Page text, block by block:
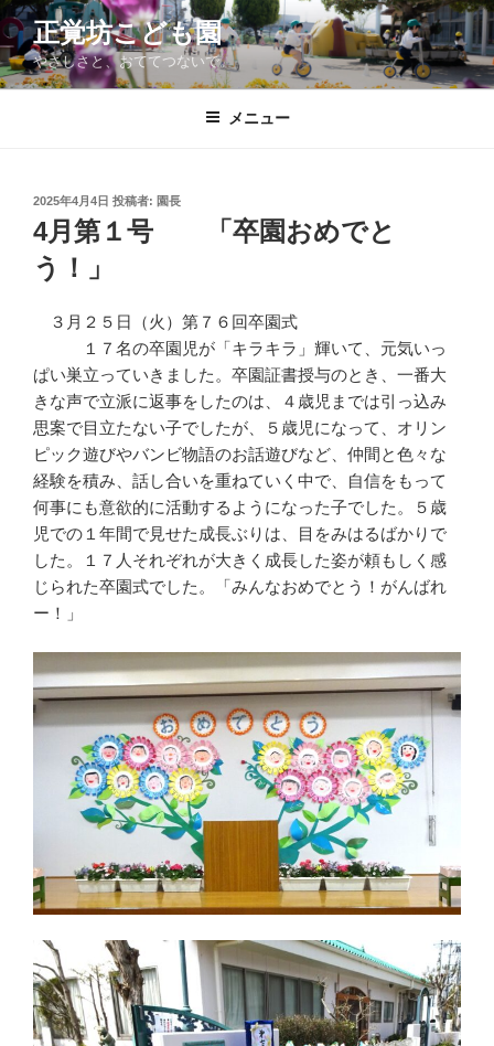
コ
ン
テ
ン
正覚坊こども園
やさしさと、おててつないで。
メニュー
投
稿
日:
2025年4月4日 投稿者: 園長
4月第１号 「卒園おめでと
う！」
３月２５日（火）第７６回卒園式
１７名の卒園児が「キラキラ」輝いて、元気いっ
ぱい巣立っていきました。卒園証書授与のとき、一番大
きな声で立派に返事をしたのは、４歳児までは引っ込み
思案で目立たない子でしたが、５歳児になって、オリン
ピック遊びやバンビ物語のお話遊びなど、仲間と色々な
経験を積み、話し合いを重ねていく中で、自信をもって
何事にも意欲的に活動するようになった子でした。５歳
児での１年間で見せた成長ぶりは、目をみはるばかりで
した。１７人それぞれが大きく成長した姿が頼もしく感
じられた卒園式でした。「みんなおめでとう！がんばれ
ー！」